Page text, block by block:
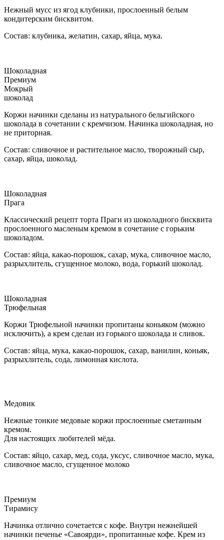
Нежный мусс из ягод клубники, прослоенный белым
кондитерским бисквитом.
Состав: клубника, желатин, сахар, яйца, мука.
Шоколадная
Премиум
Мокрый
шоколад
Коржи начинки сделаны из натурального бельгийского
шоколада в сочетании с кремчизом. Начинка шоколадная, но
не приторная.
Состав: сливочное и растительное масло, творожный сыр,
сахар, яйца, шоколад.
Шоколадная
Прага
Классический рецепт торта Праги из шоколадного бисквита
прослоенного масленым кремом в сочетание с горьким
шоколадом.
Состав: яйца, какао-порошок, сахар, мука, сливочное масло,
разрыхлитель, сгущенное молоко, вода, горький шоколад.
Шоколадная
Трюфельная
Коржи Трюфельной начинки пропитаны коньяком (можно
исключить), а крем сделан из горького шоколада и сливок.
Состав: яйца, мука, какао-порошок, сахар, ванилин, коньяк,
разрыхлитель, сода, лимонная кислота.
Медовик
Нежные тонкие медовые коржи прослоенные сметанным
кремом.
Для настоящих любителей мёда.
Состав: яйцо, сахар, мед, сода, уксус, сливочное масло, мука,
сливочное масло, сгущенное молоко
Премиум
Тирамису
Начинка отлично сочетается с кофе. Внутри нежнейшей
начинки печенье «Савоярди», пропитанные кофе. Крем из